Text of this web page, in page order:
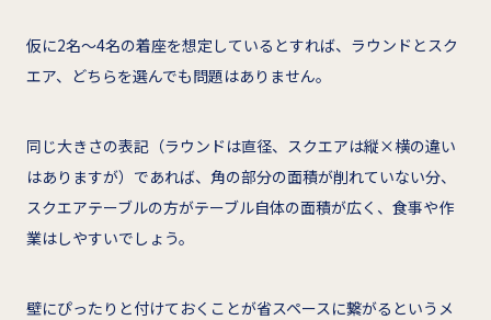
仮に2名～4名の着座を想定しているとすれば、ラウンドとスク
エア、どちらを選んでも問題はありません。
同じ大きさの表記（ラウンドは直径、スクエアは縦×横の違い
はありますが）であれば、角の部分の面積が削れていない分、
スクエアテーブルの方がテーブル自体の面積が広く、食事や作
業はしやすいでしょう。
壁にぴったりと付けておくことが省スペースに繋がるというメ